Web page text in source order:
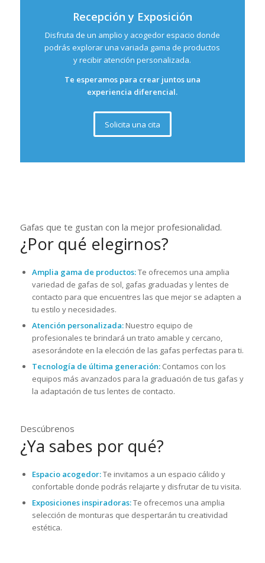
Recepción y Exposición
Disfruta de un amplio y acogedor espacio donde
podrás explorar una variada gama de productos
y recibir atención personalizada.
Te esperamos para crear juntos una
experiencia diferencial.
Solicita una cita
Gafas que te gustan con la mejor profesionalidad.
¿Por qué elegirnos?
Amplia gama de productos:Te ofrecemos una amplia
variedad de gafas de sol, gafas graduadas y lentes de
contacto para que encuentres las que mejor se adapten a
tu estilo y necesidades.
Atención personalizada:Nuestro equipo de
profesionales te brindará un trato amable y cercano,
asesorándote en la elección de las gafas perfectas para ti.
Tecnología de última generación:Contamos con los
equipos más avanzados para la graduación de tus gafas y
la adaptación de tus lentes de contacto.
Descúbrenos
¿Ya sabes por qué?
Espacio acogedor:Te invitamos a un espacio cálido y
confortable donde podrás relajarte y disfrutar de tu visita.
Exposiciones inspiradoras:Te ofrecemos una amplia
selección de monturas que despertarán tu creatividad
estética.